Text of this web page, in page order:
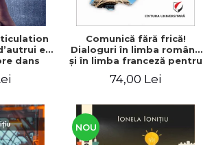
et
dans
Comunică fără frică!
Dialoguri în limba română
şi în limba franceză pentru
străini/Communique sans
roumain et en français
pour les citoyens
étrangers
74,00 Lei
NOU